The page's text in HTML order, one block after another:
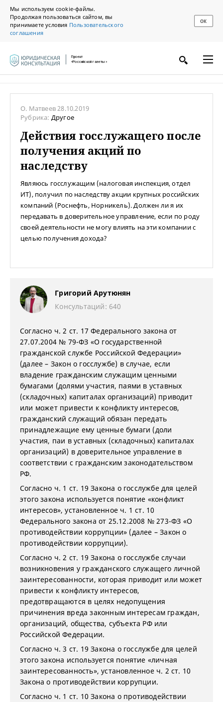
Мы используем cookie-файлы.
Продолжая пользоваться сайтом, вы
принимаете условия Пользовательского
соглашения
ОК
Проект
«Российской газеты»
О. Матвеев28.10.2019
Рубрика: Другое
Действия госслужащего после
получения акций по
наследству
Являюсь госслужащим (налоговая инспекция, отдел
ИТ), получил по наследству акции крупных российских
компаний (Роснефть, Норникель). Должен ли я их
передавать в доверительное управление, если по роду
своей деятельности не могу влиять на эти компании с
целью получения дохода?
Григорий Арутюнян
Консультаций: 640
Согласно ч. 2 ст. 17 Федерального закона от
27.07.2004 № 79-ФЗ «О государственной
гражданской службе Российской Федерации»
(далее – Закон о госслужбе) в случае, если
владение гражданским служащим ценными
бумагами (долями участия, паями в уставных
(складочных) капиталах организаций) приводит
или может привести к конфликту интересов,
гражданский служащий обязан передать
принадлежащие ему ценные бумаги (доли
участия, паи в уставных (складочных) капиталах
организаций) в доверительное управление в
соответствии с гражданским законодательством
РФ.
Согласно ч. 1 ст. 19 Закона о госслужбе для целей
этого закона используется понятие «конфликт
интересов», установленное ч. 1 ст. 10
Федерального закона от 25.12.2008 № 273-ФЗ «О
противодействии коррупции» (далее – Закон о
противодействии коррупции).
Согласно ч. 2 ст. 19 Закона о госслужбе случаи
возникновения у гражданского служащего личной
заинтересованности, которая приводит или может
привести к конфликту интересов,
предотвращаются в целях недопущения
причинения вреда законным интересам граждан,
организаций, общества, субъекта РФ или
Российской Федерации.
Согласно ч. 3 ст. 19 Закона о госслужбе для целей
этого закона используется понятие «личная
заинтересованность», установленное ч. 2 ст. 10
Закона о противодействии коррупции.
Согласно ч. 1 ст. 10 Закона о противодействии